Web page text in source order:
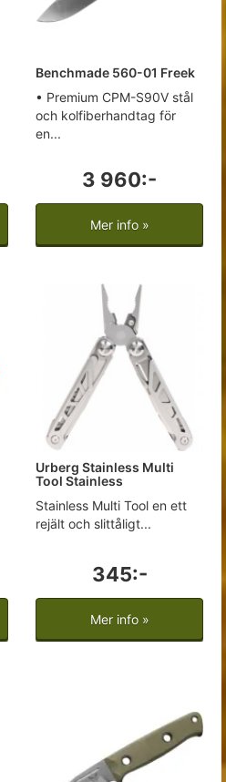
Benchmade 560-01 Freek
• Premium CPM-S90V stål
och kolfiberhandtag för
en...
3 960:-
Mer info »
Urberg Stainless Multi
Tool Stainless
Stainless Multi Tool en ett
rejält och slittåligt...
345:-
Mer info »